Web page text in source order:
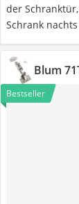
der
Schrank
Blum
Bestseller